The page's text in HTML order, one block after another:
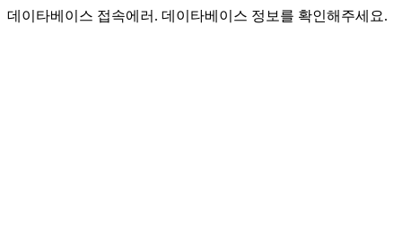
데이타베이스 접속에러. 데이타베이스 정보를 확인해주세요.